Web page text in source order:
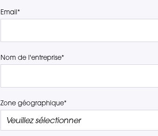
Email*
Nom de l'entreprise*
Zone géographique*